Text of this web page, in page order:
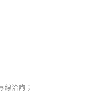
線洽詢；